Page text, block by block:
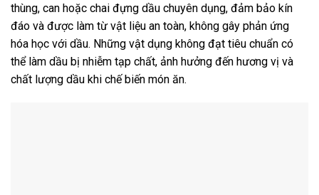
thùng, can hoặc chai đựng dầu chuyên dụng, đảm bảo kín
đáo và được làm từ vật liệu an toàn, không gây phản ứng
hóa học với dầu. Những vật dụng không đạt tiêu chuẩn có
thể làm dầu bị nhiễm tạp chất, ảnh hưởng đến hương vị và
chất lượng dầu khi chế biến món ăn.